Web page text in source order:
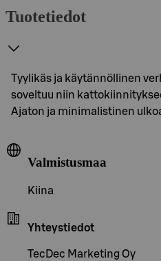
Tuotetiedot
Tyylikäs ja käytännöllinen
soveltuu niin
Ajaton ja minimalistinen
Valmistusmaa
Kiina
Yhteystiedot
TecDec Marketing Oy